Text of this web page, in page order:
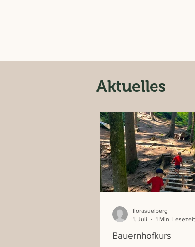
Aktuelles
Bauernhofkurs
florasuelberg
1. Juli
1 Min. Lesezeit